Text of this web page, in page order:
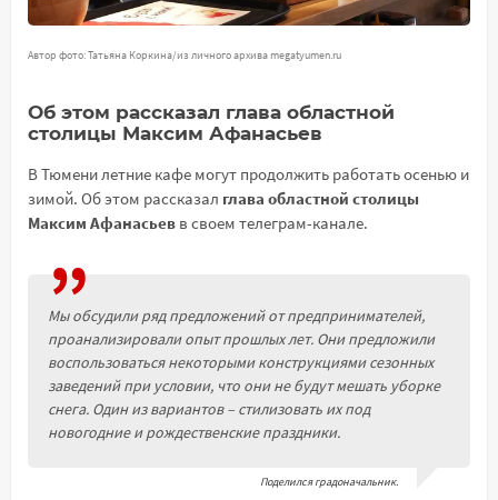
Автор фото: Татьяна Коркина/из личного архива megatyumen.ru
Об этом рассказал глава областной
столицы Максим Афанасьев
В Тюмени летние кафе могут продолжить работать осенью и
зимой. Об этом рассказал глава областной столицы
Максим Афанасьев в своем телеграм-канале.
Мы обсудили ряд предложений от предпринимателей,
проанализировали опыт прошлых лет. Они предложили
воспользоваться некоторыми конструкциями сезонных
заведений при условии, что они не будут мешать уборке
снега. Один из вариантов – стилизовать их под
новогодние и рождественские праздники.
Поделился градоначальник.